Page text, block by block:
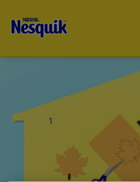
REJESTRACJA